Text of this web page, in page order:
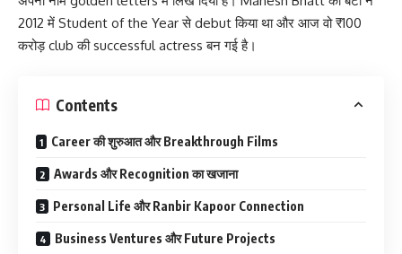
2012 में Student of the Year से debut किया था और आज वो ₹100
करोड़ club की successful actress बन गई है।
Contents
Career की शुरुआत और Breakthrough Films
Awards और Recognition का खजाना
Personal Life और Ranbir Kapoor Connection
Business Ventures और Future Projects